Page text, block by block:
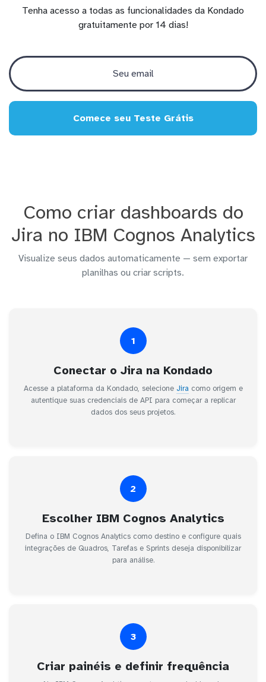
Tenha acesso a todas as funcionalidades da Kondado
gratuitamente por 14 dias!
Comece seu Teste Grátis
Como criar dashboards do
Jira no IBM Cognos Analytics
Visualize seus dados automaticamente — sem exportar
planilhas ou criar scripts.
1
Conectar o Jira na Kondado
Acesse a plataforma da Kondado, selecione Jiracomo origem e
autentique suas credenciais de API para começar a replicar
dados dos seus projetos.
2
Escolher IBM Cognos Analytics
Defina o IBM Cognos Analytics como destino e configure quais
integrações de Quadros, Tarefas e Sprints deseja disponibilizar
para análise.
3
Criar painéis e definir frequência